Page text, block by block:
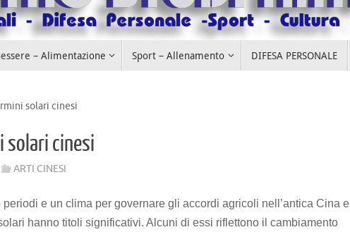
– Alimentazione Sport – Allenamento DIFESA PERSONALE
solari cinesi
solari cinesi
ARTI CINESI
e un clima per governare gli accordi agricoli nell’antica Cina e
hanno titoli significativi. Alcuni di essi riflettono il cambiamento